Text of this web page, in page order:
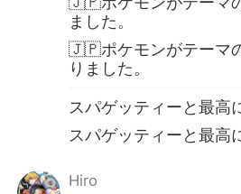
ました。
🇯🇵ポケモンがテーマ
りました。
スパゲッティーと最高
スパゲッティーと最高
Hiro